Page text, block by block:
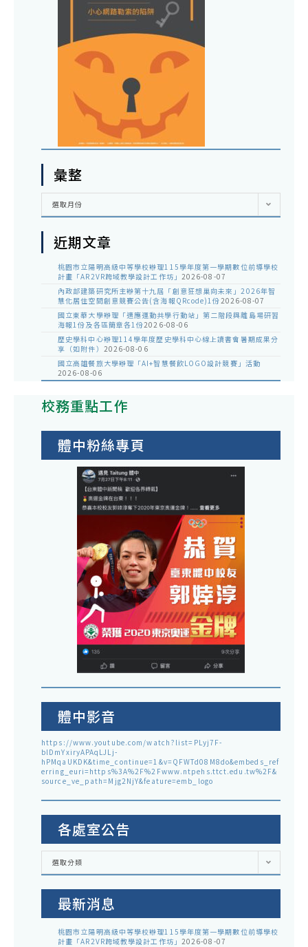
彙整
彙
選取月份
近期文章
桃園市立陽明高級中等學校辦理115學年度第一學期數位前導學校
計畫「AR2VR跨域教學設計工作坊」 2026-08-07
內政部建築研究所主辦第十九屆「創意狂想巢向未來」2026年智
慧化居住空間創意競賽公告(含海報QRcode)1份2026-08-07
國立東華大學辦理「適應運動共學行動站」第二階段與離島場研習
海報1份及各區簡章各1份2026-08-06
歷史學科中心辦理114學年度歷史學科中心線上讀書會暑期成果分
享（如附件） 2026-08-06
國立高雄餐旅大學辦理「AI+智慧餐飲LOGO設計競賽」活動
2026-08-06
校務重點工作
體中粉絲專頁
體中影音
https://www.youtube.com/watch?list=PLyj7F-
blDmYxiryAPAqLJLj-
hPMqaUKDK&time_continue=1&v=QFWTd08M8do&embeds_ref
erring_euri=https%3A%2F%2Fwww.ntpehs.ttct.edu.tw%2F&
source_ve_path=Mjg2NjY&feature=emb_logo
各處室公告
各
室
選取分類
最新消息
桃園市立陽明高級中等學校辦理115學年度第一學期數位前導學校
計畫「AR2VR跨域教學設計工作坊」 2026-08-07